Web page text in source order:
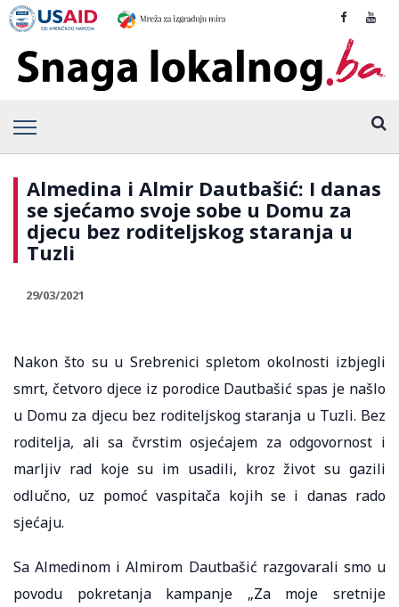
Almedina i Almir Dautbašić: I danas
se sjećamo svoje sobe u Domu za
djecu bez roditeljskog staranja u
Tuzli
29/03/2021
Nakon što su u Srebrenici spletom okolnosti izbjegli
smrt, četvoro djece iz porodice Dautbašić spas je našlo
u Domu za djecu bez roditeljskog staranja u Tuzli. Bez
roditelja, ali sa čvrstim osjećajem za odgovornost i
marljiv rad koje su im usadili, kroz život su gazili
odlučno, uz pomoć vaspitača kojih se i danas rado
sjećaju.
Sa Almedinom i Almirom Dautbašić razgovarali smo u
povodu pokretanja kampanje „Za moje sretnije